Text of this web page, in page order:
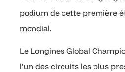
podium de cette première
mondial.
Le Longines Global
l’un des circuits les plus